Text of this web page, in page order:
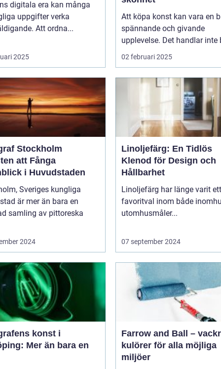
digitala era kan många
uppgifter verka
Att ordna...
2025
Att köpa konst kan vara en
spännande och givande
upplevelse. Det handlar inte
02 februari 2025
Stockholm
att Fånga
i Huvudstaden
Sveriges kungliga
är mer än bara en
samling av pittoreska
2024
Linoljefärg: En Tidlös
Klenod för Design och
Hållbarhet
Linoljefärg har länge varit ett
favoritval inom både
utomhusmåler...
07 september 2024
konst i
Mer än bara en
Farrow and Ball –
kulörer för alla möjliga
miljöer